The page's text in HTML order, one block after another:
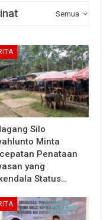
Semua
Silo
Minta
Penataan
yang
Status…